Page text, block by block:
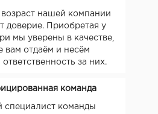
нашей компании
доверие. Приобретая у
мы уверены в качестве,
вам отдаём и несём
за них.
команда
специалист команды